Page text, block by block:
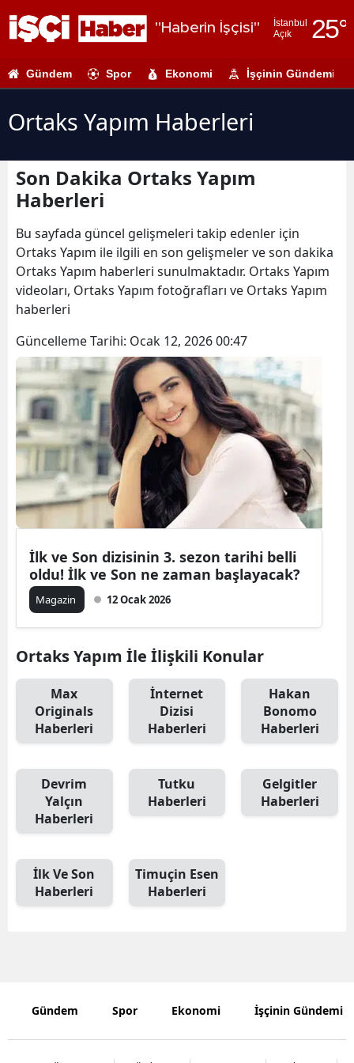
"Haberin İşçisi"
İstanbul
Açık
25°
Adıyaman
Antalya
Artvin
Bilecik
Bingöl
Bitlis
Bolu
Burdur
Bursa
Çanakkale
Çorum
Diyarbakır
Edirne
Erzincan
Hatay
Gündem Spor Ekonomi İşçinin Gündemi
Ortaks Yapım Haberleri
Son Dakika Ortaks Yapım
Haberleri
Bu sayfada güncel gelişmeleri takip edenler için
Ortaks Yapım ile ilgili en son gelişmeler ve son dakika
Ortaks Yapım haberleri sunulmaktadır. Ortaks Yapım
videoları, Ortaks Yapım fotoğrafları ve Ortaks Yapım
haberleri
Güncelleme Tarihi: Ocak 12, 2026 00:47
İlk ve Son dizisinin 3. sezon tarihi belli
oldu! İlk ve Son ne zaman başlayacak?
Magazin 12 Ocak 2026
Ortaks Yapım İle İlişkili Konular
Max
Originals
Haberleri
İnternet
Dizisi
Haberleri
Hakan
Bonomo
Haberleri
Devrim
Yalçın
Haberleri
Tutku
Haberleri
Gelgitler
Haberleri
İlk Ve Son
Haberleri
Timuçin Esen
Haberleri
Gündem Spor Ekonomi İşçinin Gündemi